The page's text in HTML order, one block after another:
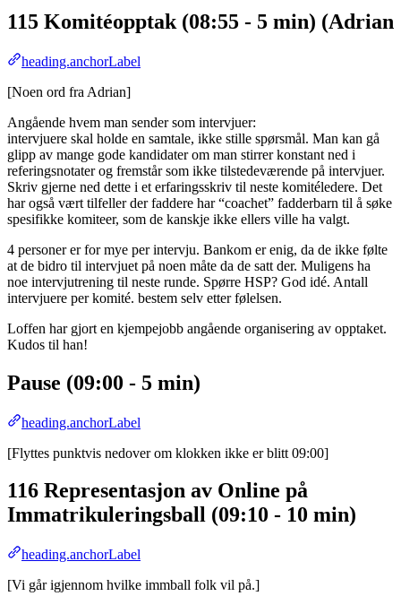
115 Komitéopptak (08:55 - 5 min) (Adrian
heading.anchorLabel
[Noen ord fra Adrian]
Angående hvem man sender som intervjuer:
intervjuere skal holde en samtale, ikke stille spørsmål. Man kan gå
glipp av mange gode kandidater om man stirrer konstant ned i
referingsnotater og fremstår som ikke tilstedeværende på intervjuer.
Skriv gjerne ned dette i et erfaringsskriv til neste komitéledere. Det
har også vært tilfeller der faddere har “coachet” fadderbarn til å søke
spesifikke komiteer, som de kanskje ikke ellers ville ha valgt.
4 personer er for mye per intervju. Bankom er enig, da de ikke følte
at de bidro til intervjuet på noen måte da de satt der. Muligens ha
noe intervjutrening til neste runde. Spørre HSP? God idé. Antall
intervjuere per komité. bestem selv etter følelsen.
Loffen har gjort en kjempejobb angående organisering av opptaket.
Kudos til han!
Pause (09:00 - 5 min)
heading.anchorLabel
[Flyttes punktvis nedover om klokken ikke er blitt 09:00]
116 Representasjon av Online på
Immatrikuleringsball (09:10 - 10 min)
heading.anchorLabel
[Vi går igjennom hvilke immball folk vil på.]